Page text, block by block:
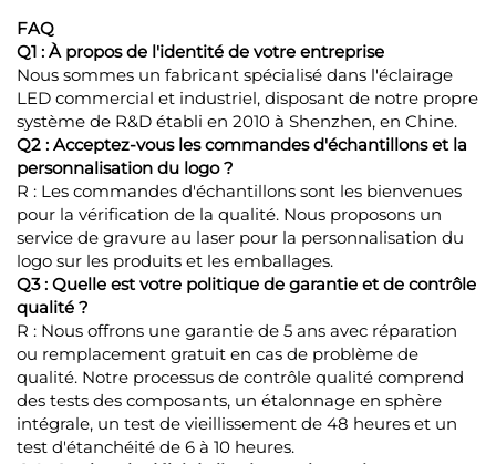
FAQ
Q1 : À propos de l'identité de votre entreprise
Nous sommes un fabricant spécialisé dans l'éclairage
LED commercial et industriel, disposant de notre propre
système de R&D établi en 2010 à Shenzhen, en Chine.
Q2 : Acceptez-vous les commandes d'échantillons et la
personnalisation du logo ?
R : Les commandes d'échantillons sont les bienvenues
pour la vérification de la qualité. Nous proposons un
service de gravure au laser pour la personnalisation du
logo sur les produits et les emballages.
Q3 : Quelle est votre politique de garantie et de contrôle
qualité ?
R : Nous offrons une garantie de 5 ans avec réparation
ou remplacement gratuit en cas de problème de
qualité. Notre processus de contrôle qualité comprend
des tests des composants, un étalonnage en sphère
intégrale, un test de vieillissement de 48 heures et un
test d'étanchéité de 6 à 10 heures.